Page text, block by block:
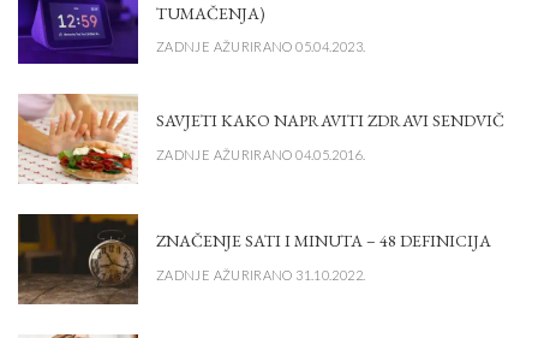
TUMAČENJA)
ZADNJE AŽURIRANO 05.04.2023.
SAVJETI KAKO NAPRAVITI ZDRAVI SENDVIČ
ZADNJE AŽURIRANO 04.05.2016.
ZNAČENJE SATI I MINUTA – 48 DEFINICIJA
ZADNJE AŽURIRANO 31.10.2022.